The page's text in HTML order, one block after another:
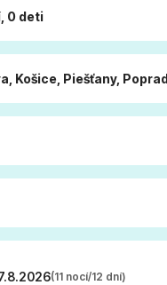
0 deti
Košice, Piešťany,
(11 nocí/12 dní)